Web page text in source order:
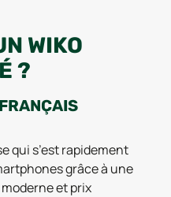
WIKO
?
qui s’est rapidement
grâce à une
et prix